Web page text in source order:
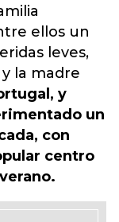
ellos un
leves,
la madre
y
un
con
centro